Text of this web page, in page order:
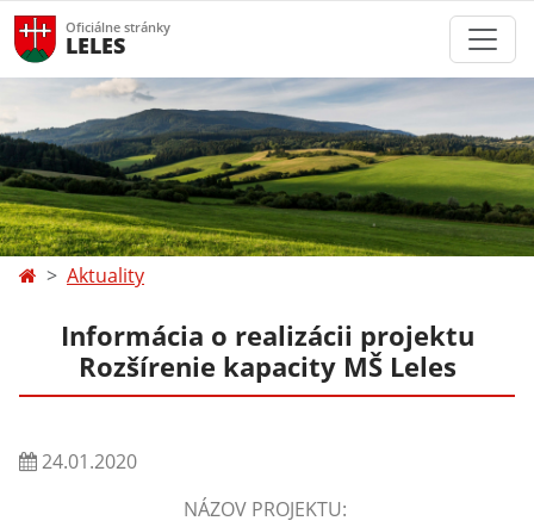
Oficiálne stránky
LELES
Aktuality
Informácia o realizácii projektu
Rozšírenie kapacity MŠ Leles
24.01.2020
NÁZOV PROJEKTU: